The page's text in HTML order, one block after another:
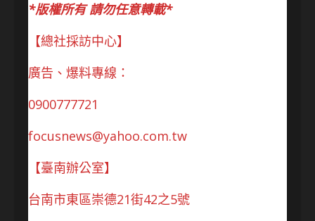
*版權所有 請勿任意轉載*
【總社採訪中心】
廣告、爆料專線：
0900777721
focusnews@yahoo.com.tw
【臺南辦公室】
台南市東區崇德21街42之5號